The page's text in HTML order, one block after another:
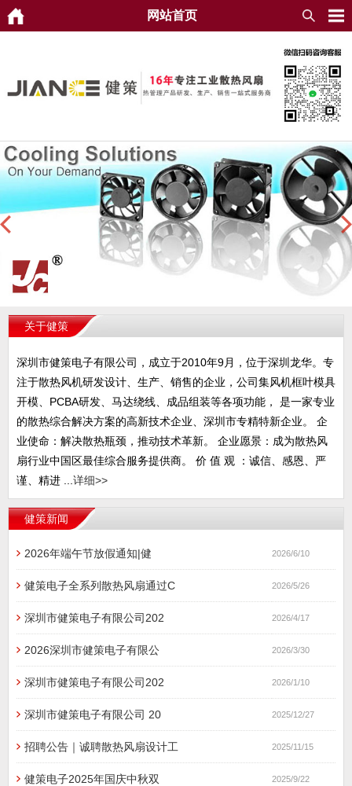
网站首页
关于健策
深圳市健策电子有限公司，成立于2010年9月，位于深圳龙华。专
注于散热风机研发设计、生产、销售的企业，公司集风机框叶模具
开模、PCBA研发、马达绕线、成品组装等各项功能， 是一家专业
的散热综合解决方案的高新技术企业、深圳市专精特新企业。 企
业使命：解决散热瓶颈，推动技术革新。 企业愿景：成为散热风
扇行业中国区最佳综合服务提供商。 价 值 观 ：诚信、感恩、严
谨、精进 ... 详细>>
健策新闻
2026年端午节放假通知|健 2026/6/10
健策电子全系列散热风扇通过C 2026/5/26
深圳市健策电子有限公司202 2026/4/17
2026深圳市健策电子有限公 2026/3/30
深圳市健策电子有限公司202 2026/1/10
深圳市健策电子有限公司 20 2025/12/27
招聘公告｜诚聘散热风扇设计工 2025/11/15
健策电子2025年国庆中秋双 2025/9/22